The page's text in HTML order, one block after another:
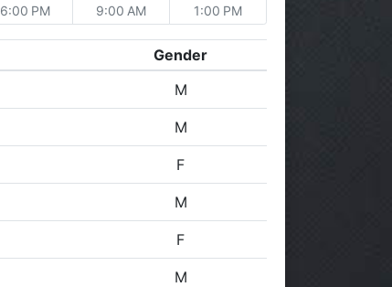
6:00 PM
9:00 AM
1:00 PM
Gender
M
M
F
M
F
M